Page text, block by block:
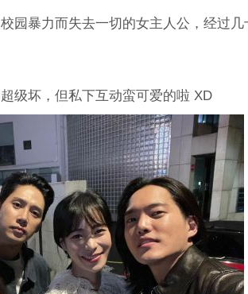
园暴力而失去一切的女主人公，经过几
级坏，但私下互动蛮可爱的啦 XD